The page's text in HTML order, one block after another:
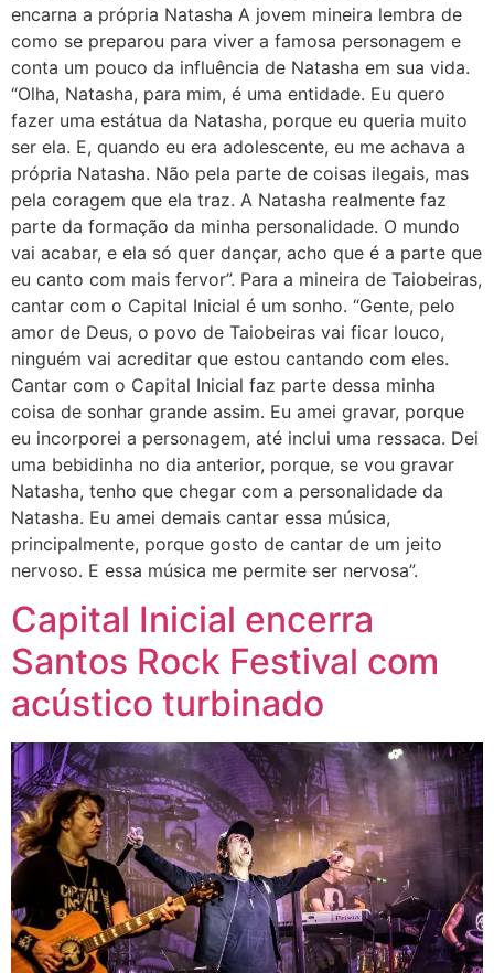
encarna a própria Natasha A jovem mineira lembra de
como se preparou para viver a famosa personagem e
conta um pouco da influência de Natasha em sua vida.
“Olha, Natasha, para mim, é uma entidade. Eu quero
fazer uma estátua da Natasha, porque eu queria muito
ser ela. E, quando eu era adolescente, eu me achava a
própria Natasha. Não pela parte de coisas ilegais, mas
pela coragem que ela traz. A Natasha realmente faz
parte da formação da minha personalidade. O mundo
vai acabar, e ela só quer dançar, acho que é a parte que
eu canto com mais fervor”. Para a mineira de Taiobeiras,
cantar com o Capital Inicial é um sonho. “Gente, pelo
amor de Deus, o povo de Taiobeiras vai ficar louco,
ninguém vai acreditar que estou cantando com eles.
Cantar com o Capital Inicial faz parte dessa minha
coisa de sonhar grande assim. Eu amei gravar, porque
eu incorporei a personagem, até inclui uma ressaca. Dei
uma bebidinha no dia anterior, porque, se vou gravar
Natasha, tenho que chegar com a personalidade da
Natasha. Eu amei demais cantar essa música,
principalmente, porque gosto de cantar de um jeito
nervoso. E essa música me permite ser nervosa”.
Capital Inicial encerra
Santos Rock Festival com
acústico turbinado